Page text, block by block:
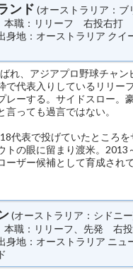
ンド (オーストラリア：ブ
本職：リリーフ 右投右打
身地：オーストラリア クイ
れ、アジアプロ野球チャン
で代表入りしているリリー
レーする。サイドスロー。
言っても過言ではない。
代表で投げていたところを
トの眼に留まり渡米。2013
ーザー候補として育成され
(オーストラリア：シドニ
本職：リリーフ、先発 右
身地：オーストラリア ニュ